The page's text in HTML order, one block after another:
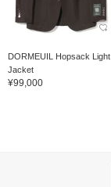
DORMEUIL Hopsack Light
Jacket
¥99,000